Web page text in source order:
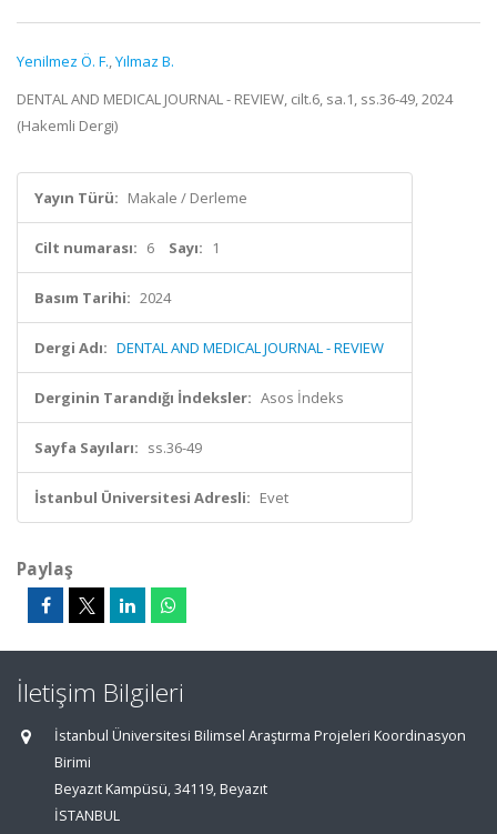
Yenilmez Ö. F.,Yılmaz B.
DENTAL AND MEDICAL JOURNAL - REVIEW, cilt.6, sa.1, ss.36-49, 2024
(Hakemli Dergi)
Yayın Türü: Makale / Derleme
Cilt numarası: 6 Sayı: 1
Basım Tarihi: 2024
Dergi Adı: DENTAL AND MEDICAL JOURNAL - REVIEW
Derginin Tarandığı İndeksler: Asos İndeks
Sayfa Sayıları: ss.36-49
İstanbul Üniversitesi Adresli: Evet
Paylaş
İletişim Bilgileri
İstanbul Üniversitesi Bilimsel Araştırma Projeleri Koordinasyon
Birimi
Beyazıt Kampüsü, 34119, Beyazıt
İSTANBUL